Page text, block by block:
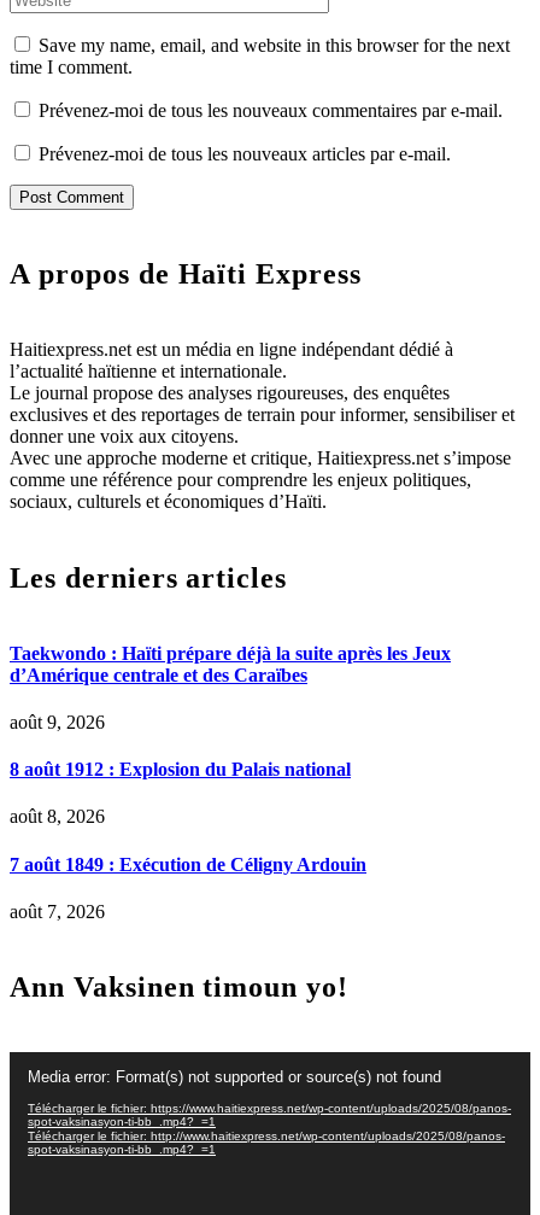
Save my name, email, and website in this browser for the next
time I comment.
Prévenez-moi de tous les nouveaux commentaires par e-mail.
Prévenez-moi de tous les nouveaux articles par e-mail.
A propos de Haïti Express
Haitiexpress.net est un média en ligne indépendant dédié à
l’actualité haïtienne et internationale.
Le journal propose des analyses rigoureuses, des enquêtes
exclusives et des reportages de terrain pour informer, sensibiliser et
donner une voix aux citoyens.
Avec une approche moderne et critique, Haitiexpress.net s’impose
comme une référence pour comprendre les enjeux politiques,
sociaux, culturels et économiques d’Haïti.
Les derniers articles
Taekwondo : Haïti prépare déjà la suite après les Jeux
d’Amérique centrale et des Caraïbes
août 9, 2026
8 août 1912 : Explosion du Palais national
août 8, 2026
7 août 1849 : Exécution de Céligny Ardouin
août 7, 2026
Ann Vaksinen timoun yo!
vidéo
Media error: Format(s) not supported or source(s) not found
Télécharger le fichier: https://www.haitiexpress.net/wp-content/uploads/2025/08/panos-
spot-vaksinasyon-ti-bb_.mp4?_=1
Télécharger le fichier: http://www.haitiexpress.net/wp-content/uploads/2025/08/panos-
spot-vaksinasyon-ti-bb_.mp4?_=1